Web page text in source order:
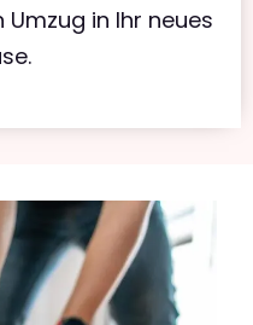
in Ihr neues